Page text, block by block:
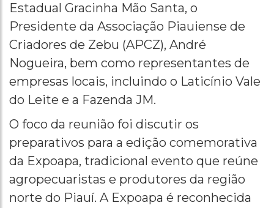
Estadual Gracinha Mão Santa, o
Presidente da Associação Piauiense de
Criadores de Zebu (APCZ), André
Nogueira, bem como representantes de
empresas locais, incluindo o Laticínio Vale
do Leite e a Fazenda JM.
O foco da reunião foi discutir os
preparativos para a edição comemorativa
da Expoapa, tradicional evento que reúne
agropecuaristas e produtores da região
norte do Piauí. A Expoapa é reconhecida